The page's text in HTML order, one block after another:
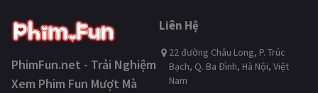
PhimFun.net - Trải Nghiệm
Xem Phim Fun Mượt Mà
Liên Hệ
22 đường Châu Long, P. Trúc
Bạch, Q. Ba Đình, Hà Nội, Việt
Nam